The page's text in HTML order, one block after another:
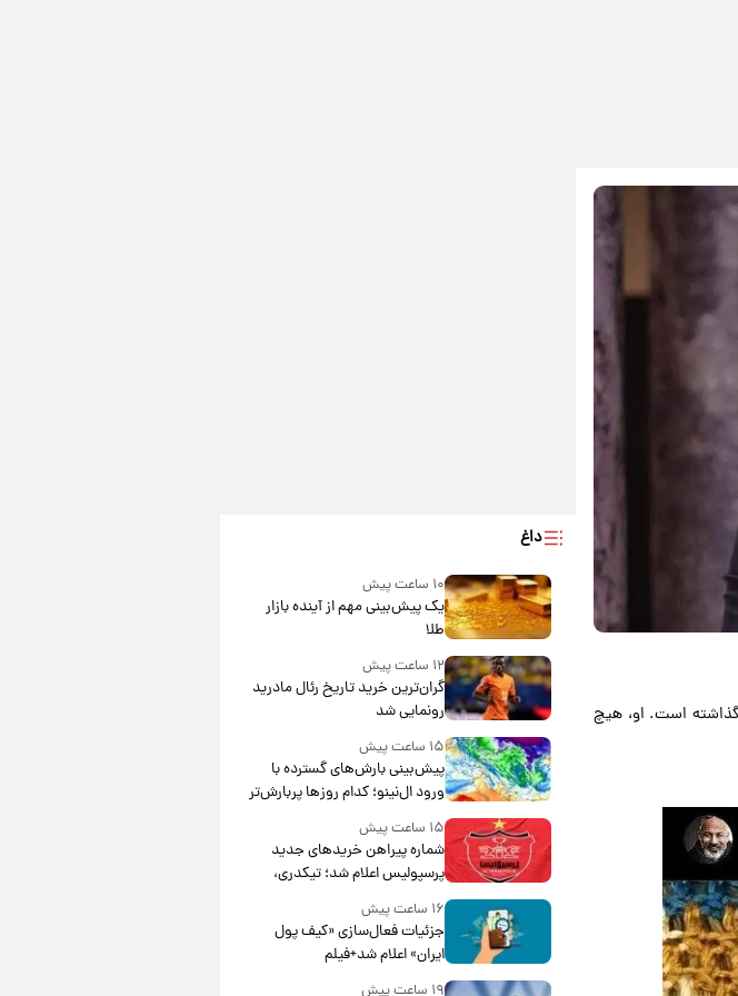
گذاشته است. او، هیچ
داغ
۱۰ ساعت پیش
یک پیش‌بینی مهم از آینده بازار
طلا
۱۲ ساعت پیش
گران‌ترین خرید تاریخ رئال مادرید
رونمایی شد
۱۵ ساعت پیش
پیش‌بینی بارش‌های گسترده با
ورود ال‌نینو؛ کدام روزها پربارش‌تر
خواهند بود؟
۱۵ ساعت پیش
شماره پیراهن خریدهای جدید
پرسپولیس اعلام شد؛ تیکدری،
محبی و سرگیف با اعداد ویژه
۱۶ ساعت پیش
جزئیات فعال‌سازی «کیف پول
ایران» اعلام شد+فیلم
۱۹ ساعت پیش